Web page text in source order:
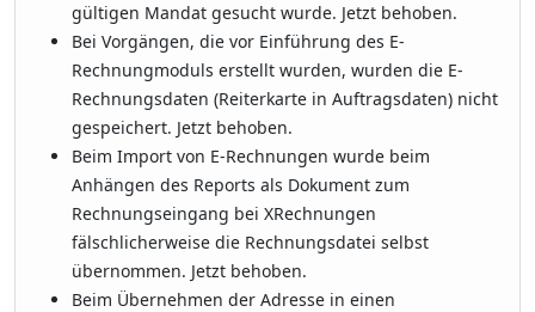
gültigen Mandat gesucht wurde. Jetzt behoben.
Bei Vorgängen, die vor Einführung des E-
Rechnungmoduls erstellt wurden, wurden die E-
Rechnungsdaten (Reiterkarte in Auftragsdaten) nicht
gespeichert. Jetzt behoben.
Beim Import von E-Rechnungen wurde beim
Anhängen des Reports als Dokument zum
Rechnungseingang bei XRechnungen
fälschlicherweise die Rechnungsdatei selbst
übernommen. Jetzt behoben.
Beim Übernehmen der Adresse in einen